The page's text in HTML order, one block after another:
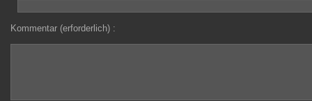
Kommentar (erforderlich) :